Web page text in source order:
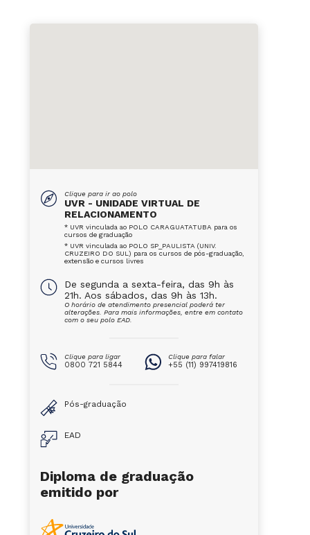
Clique para ir ao polo
UVR - UNIDADE VIRTUAL DE
RELACIONAMENTO
* UVR vinculada ao POLO CARAGUATATUBA para os
cursos de graduação
* UVR vinculada ao POLO SP_PAULISTA (UNIV.
CRUZEIRO DO SUL) para os cursos de pós-graduação,
extensão e cursos livres
De segunda a sexta-feira, das 9h às
21h. Aos sábados, das 9h às 13h.
O horário de atendimento presencial poderá ter
alterações. Para mais informações, entre em contato
com o seu polo EAD.
Clique para ligar
0800 721 5844
Clique para falar
+55 (11) 997419816
Pós-graduação
EAD
Diploma de graduação
emitido por